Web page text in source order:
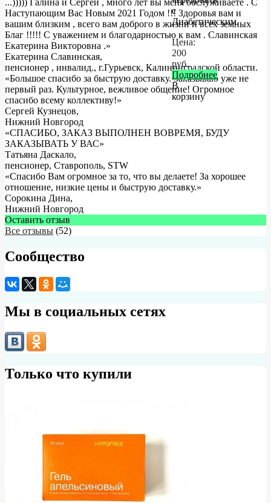
...))))) Галина и Сергей , много лет вы меня обслуживаете . С
Наступающим Вас Новым 2021 Годом !!! Здоровья вам и
вашим близким , всего вам доброго в жизни и всех земных
Благ !!!!! С уважением и благодарностью к вам . Славинская
Екатерина Викторовна .»
Екатерина Славинская,
пенсионер , инвалид., г.Гурьевск, Калининградской области.
«Большое спасибо за быструю доставку. Заказываю уже не
первый раз. Культурное, вежливое общение! Огромное
спасибо всему коллективу!»
Сергей Кузнецов,
Нижний Новгород
«СПАСИБО, ЗАКАЗ ВЫПОЛНЕН ВОВРЕМЯ, БУДУ
ЗАКАЗЫВАТЬ У ВАС»
Татьяна Даскало,
пенсионер, Ставрополь, STW
«Спасибо Вам огромное за то, что вы делаете! За хорошее
отношение, низкие цены и быструю доставку.»
Сорокина Дина,
Нижний Новгород
Оставить отзыв
Все отзывы (52)
Сообщество
Мы в социальных сетях
Только что купили
с
Диабетическим.
Цена:
200
руб.
Подробнее
В
корзину